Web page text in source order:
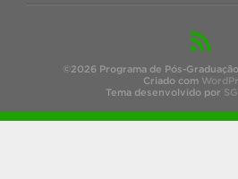
©2026 Programa de Pós-
Criado com
Tema desenvolvido por